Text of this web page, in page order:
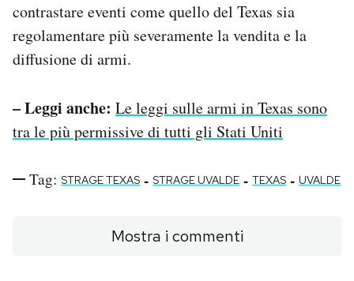
contrastare eventi come quello del Texas sia
regolamentare più severamente la vendita e la
diffusione di armi.
– Leggi anche: Le leggi sulle armi in Texas sono
tra le più permissive di tutti gli Stati Uniti
Tag: STRAGE TEXAS - STRAGE UVALDE - TEXAS - UVALDE
Mostra i commenti